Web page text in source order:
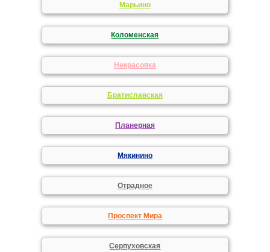
Марьино
Коломенская
Некрасовка
Братиславская
Планерная
Мякинино
Отрадное
Проспект Мира
Серпуховская